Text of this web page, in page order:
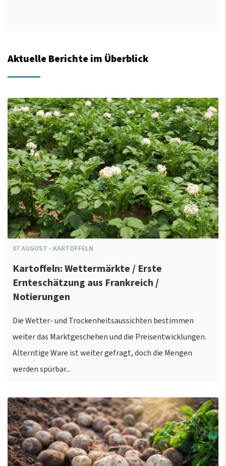
Aktuelle Berichte im Überblick
07AUGUST - KARTOFFELN
Kartoffeln: Wettermärkte / Erste
Ernteschätzung aus Frankreich /
Notierungen
Die Wetter- und Trockenheitsaussichten bestimmen
weiter das Marktgeschehen und die Preisentwicklungen.
Alterntige Ware ist weiter gefragt, doch die Mengen
werden spürbar...